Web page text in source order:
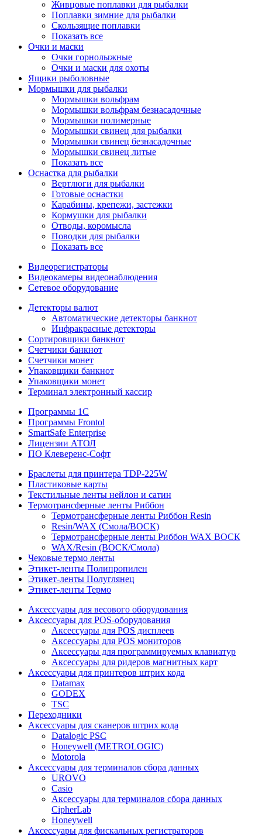
Живцовые поплавки для рыбалки
Поплавки зимние для рыбалки
Скользящие поплавки
Показать все
Очки и маски
Очки горнолыжные
Очки и маски для охоты
Ящики рыболовные
Мормышки для рыбалки
Мормышки вольфрам
Мормышки вольфрам безнасадочные
Мормышки полимерные
Мормышки свинец для рыбалки
Мормышки свинец безнасадочные
Мормышки свинец литые
Показать все
Оснастка для рыбалки
Вертлюги для рыбалки
Готовые оснастки
Карабины, крепежи, застежки
Кормушки для рыбалки
Отводы, коромысла
Поводки для рыбалки
Показать все
Видеорегистраторы
Видеокамеры видеонаблюдения
Сетевое оборудование
Детекторы валют
Автоматические детекторы банкнот
Инфракрасные детекторы
Сортировщики банкнот
Счетчики банкнот
Счетчики монет
Упаковщики банкнот
Упаковщики монет
Терминал электронный кассир
Программы 1C
Программы Frontol
SmartSafe Enterprise
Лицензии АТОЛ
ПО Клеверенс-Софт
Браслеты для принтера TDP-225W
Пластиковые карты
Текстильные ленты нейлон и сатин
Термотрансферные ленты Риббон
Термотрансферные ленты Риббон Resin
Resin/WAX (Смола/ВОСК)
Термотрансферные ленты Риббон WAX ВОСК
WAX/Resin (ВОСК/Смола)
Чековые термо ленты
Этикет-ленты Полипропилен
Этикет-ленты Полуглянец
Этикет-ленты Термо
Аксессуары для весового оборудования
Аксессуары для POS-оборудования
Аксессуары для POS дисплеев
Аксессуары для POS мониторов
Аксессуары для программируемых клавиатур
Аксессуары для ридеров магнитных карт
Аксессуары для принтеров штрих кода
Datamax
GODEX
TSC
Переходники
Аксессуары для сканеров штрих кода
Datalogic PSC
Honeywell (METROLOGIC)
Motorola
Аксессуары для терминалов сбора данных
UROVO
Casio
Аксессуары для терминалов сбора данных
CipherLab
Honeywell
Аксессуары для фискальных регистраторов